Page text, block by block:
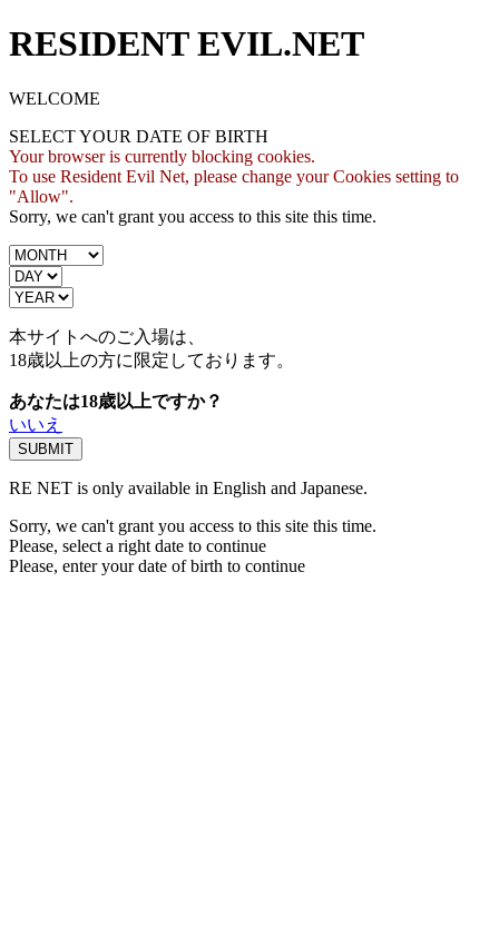
RESIDENT EVIL.NET
WELCOME
SELECT YOUR DATE OF BIRTH
Your browser is currently blocking cookies.
To use Resident Evil Net, please change your Cookies setting to
"Allow".
Sorry, we can't grant you access to this site this time.
本サイトへのご入場は、
18歳以上の方に限定しております。
あなたは18歳以上ですか？
いいえ
RE NET is only available in English and Japanese.
Sorry, we can't grant you access to this site this time.
Please, select a right date to continue
Please, enter your date of birth to continue